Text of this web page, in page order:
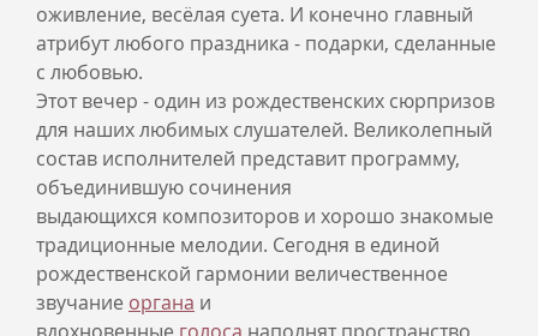
оживление, весёлая суета. И конечно главный
атрибут любого праздника - подарки, сделанные
с любовью.
Этот вечер - один из рождественских сюрпризов
для наших любимых слушателей. Великолепный
состав исполнителей представит программу,
объединившую сочинения
выдающихся композиторов и хорошо знакомые
традиционные мелодии. Сегодня в единой
рождественской гармонии величественное
звучание органа и